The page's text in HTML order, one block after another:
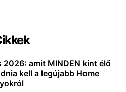
amit MINDEN kint élő
kell a legújabb Home